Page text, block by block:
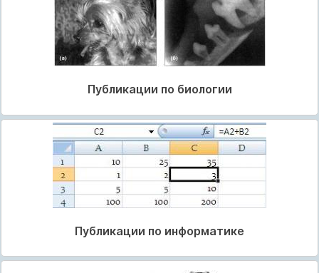
Публикации по биологии
Публикации по информатике